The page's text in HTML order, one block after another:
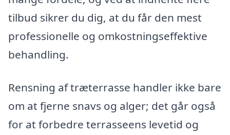
tilbud sikrer du dig, at du får den mest
professionelle og omkostningseffektive
behandling.
Rensning af træterrasse handler ikke bare
om at fjerne snavs og alger; det går også
for at forbedre terrasseens levetid og